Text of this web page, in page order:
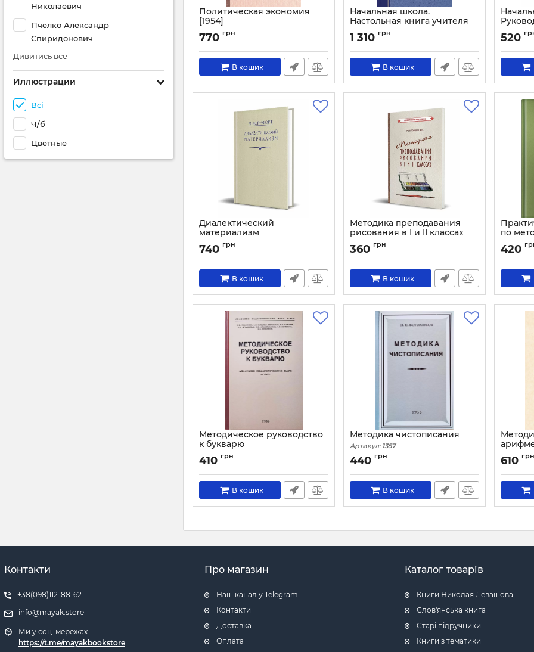
Николаевич
Пчелко Александр
Спиридонович
Дивитись все
Иллюстрации
Всі
Ч/б
Цветные
Политическая экономия
[1954]
Артикул: 3042
770 грн
В кошик
Начальная школа.
Настольная книга учителя
Артикул: 1365
1 310 грн
В кошик
Артикул:
520
Диалектический
материализм
Артикул: 1933
740 грн
В кошик
Методика преподавания
рисования в I и II классах
(1958)
Артикул:
360 грн
В кошик
по
Артикул:
420
Методическое руководство
к букварю
Артикул: 1366
410 грн
В кошик
Методика чистописания
Артикул: 1357
440 грн
В кошик
школе
Артикул:
610 грн
Контакти
+38(098)112-88-62
info@mayak.store
Ми у соц. мережах:
https://t.me/mayakbookstore
Про магазин
Наш канал у Telegram
Контакти
Доставка
Оплата
Каталог товарів
Книги Николая Левашова
Слов'янська книга
Старі підручники
Книги з тематики